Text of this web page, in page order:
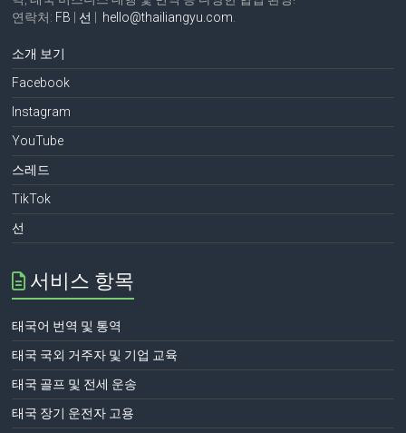
연락처: FB 선 hello@thailiangyu.com
소개 보기
Facebook
Instagram
YouTube
스레드
TikTok
선
서비스 항목
태국어 번역 및 통역
태국 국외 거주자 및 기업 교육
태국 골프 및 전세 운송
태국 장기 운전자 고용